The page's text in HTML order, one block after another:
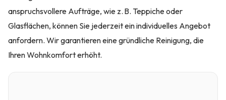
anspruchsvollere Aufträge, wie z. B. Teppiche oder
Glasflächen, können Sie jederzeit ein individuelles Angebot
anfordern. Wir garantieren eine gründliche Reinigung, die
Ihren Wohnkomfort erhöht.